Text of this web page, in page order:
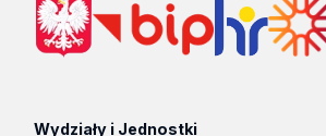
Wydziały i Jednostki